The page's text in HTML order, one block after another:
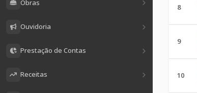
Obras
Ouvidoria
Prestação de Contas
Receitas
8
9
10